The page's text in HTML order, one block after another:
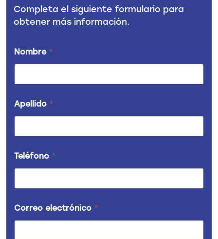
Completa el siguiente formulario para
obtener más información.
C
o
r
o
C
o
r
o
Nombre *
Apellido *
Teléfono *
Correo electrónico *